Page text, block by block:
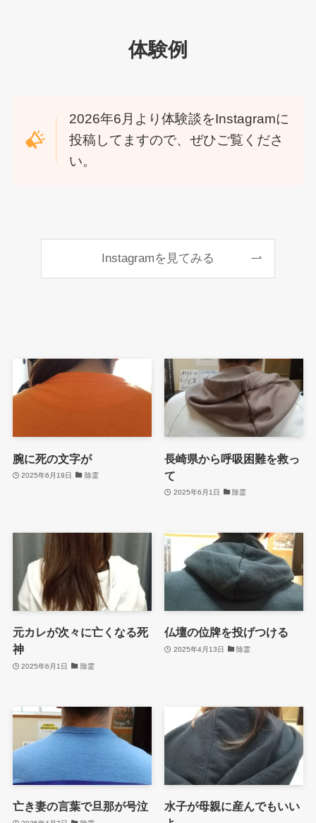
体験例
2026年6月より体験談をInstagramに
投稿してますので、ぜひご覧くださ
い。
Instagramを見てみる
腕に死の文字が
2025年6月19日 除霊
長崎県から呼吸困難を救っ
て
2025年6月1日 除霊
元カレが次々に亡くなる死
神
2025年6月1日 除霊
仏壇の位牌を投げつける
2025年4月13日 除霊
亡き妻の言葉で旦那が号泣
水子が母親に産んでもいい